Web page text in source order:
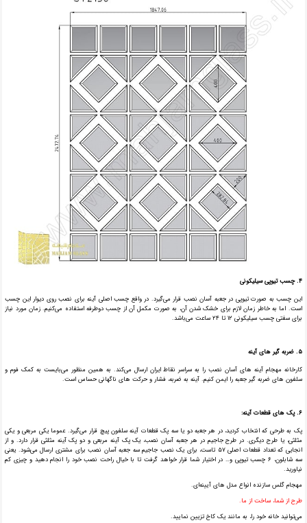
۴. چسب تیوپی سیلیکونی
این چسب به صورت تیوپی در جعبه آسان نصب قرار می‌گیرد. در واقع چسب اصلی آینه برای نصب روی دیوار این چسب
است. اما به خاطر زمان لازم برای خشک شدن آن، به صورت مکمل آن از چسب دو‌طرفه استفاده می‌کنیم. زمان مورد نیاز
برای سفتی چسب سیلیکونی ۱۲ تا ۲۴ ساعت می‌باشد.
۵. ضربه گیر های آینه
کارخانه مهجام آینه های آسان نصب را به سراسر نقاط ایران ارسال می‌کند. به همین منظور می‌بایست به کمک فوم و
سلفون های ضربه گیر جعبه را ایمن کنیم. آینه به ضربه، فشار و حرکت های ناگهانی حساس است.
۶. پک های قطعات آینه:
پک به طرحی که انتخاب کردید، در هر جعبه دو یا سه پک قطعات آینه سلفون پیچ قرار می‌گیرد. عموما یکی مربعی و یکی
مثلثی، یا طرح دیگری. در طرح جاجیم در هر جعبه آسان نصب، یک پک آینه مربعی و دو پک آینه مثلثی قرار دارد. و از
انجایی که تعداد قطعات اصلی ۵۷ تاست، برای یک نصب جاجیم سه جعبه آسان نصب برای مشتری ارسال می‌شود. یعنی
سه شابلون، ۶ چسب تیوپی و… در اختیار شما قرار خواهد گرفت تا با خیال راحت نصب خود را انجام دهید و چیزی کم
نیاورید.
مهجام گلس سازنده انواع مدل های آیینه‌ای.
طرح از شما، ساخت از ما.
می‌توانید خانه خود را، به مانند یک کاخ تزیین نمایید.